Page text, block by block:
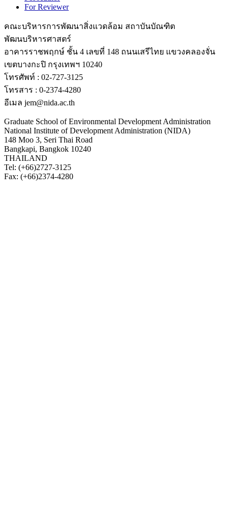
For Reviewer
คณะบริหารการพัฒนาสิ่งแวดล้อม สถาบันบัณฑิต
พัฒนบริหารศาสตร์
อาคารราชพฤกษ์ ชั้น 4 เลขที่ 148 ถนนเสรีไทย แขวงคลองจั่น
เขตบางกะปิ กรุงเทพฯ 10240
โทรศัพท์ : 02-727-3125
โทรสาร : 0-2374-4280
อีเมล jem@nida.ac.th
Graduate School of Environmental Development Administration
National Institute of Development Administration (NIDA)
148 Moo 3, Seri Thai Road
Bangkapi, Bangkok 10240
THAILAND
Tel: (+66)2727-3125
Fax: (+66)2374-4280